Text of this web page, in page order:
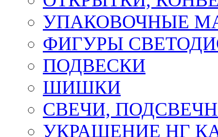
УПАКОВОЧНЫЕ
ФИГУРЫ
ПОДВЕСКИ
ШИШКИ
СВЕЧИ,
УКРАШЕНИЕ НГ